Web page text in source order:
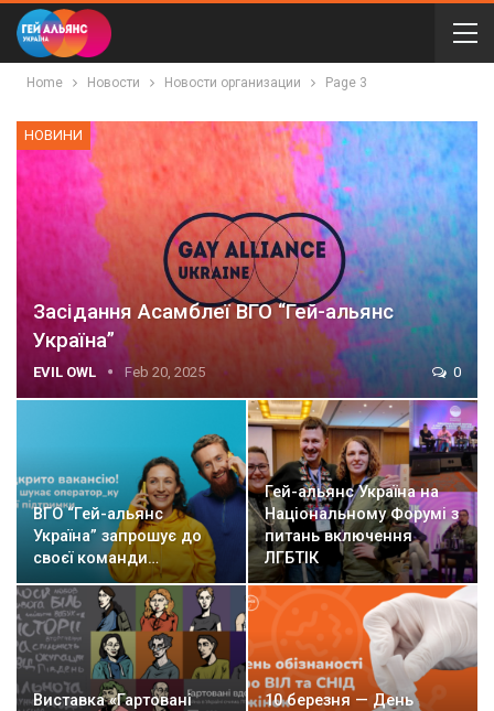
Home Новости Новости организации Page 3
НОВИНИ
Засідання Асамблеї ВГО “Гей-альянс
Україна”
EVIL OWL Feb 20, 2025 0
ВГО “Гей-альянс
Україна” запрошує до
своєї команди…
Гей-альянс Україна на
Національному Форумі з
питань включення
ЛГБТІК
Виставка «Гартовані
10 березня — День